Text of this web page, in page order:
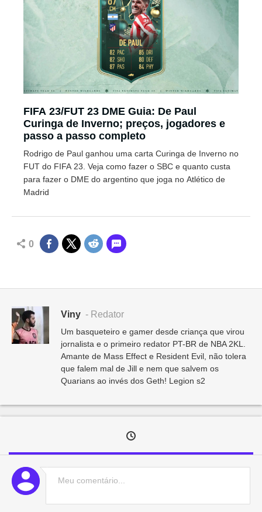
FIFA 23/FUT 23 DME Guia: De Paul
Curinga de Inverno; preços, jogadores e
passo a passo completo
Rodrigo de Paul ganhou uma carta Curinga de Inverno no
FUT do FIFA 23. Veja como fazer o SBC e quanto custa
para fazer o DME do argentino que joga no Atlético de
Madrid
0
Viny - Redator
Um basqueteiro e gamer desde criança que virou
jornalista e o primeiro redator PT-BR de NBA 2KL.
Amante de Mass Effect e Resident Evil, não tolera
que falem mal de Jill e nem que salvem os
Quarians ao invés dos Geth! Legion s2